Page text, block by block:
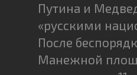
Путина и
«русскими
После
Манежной